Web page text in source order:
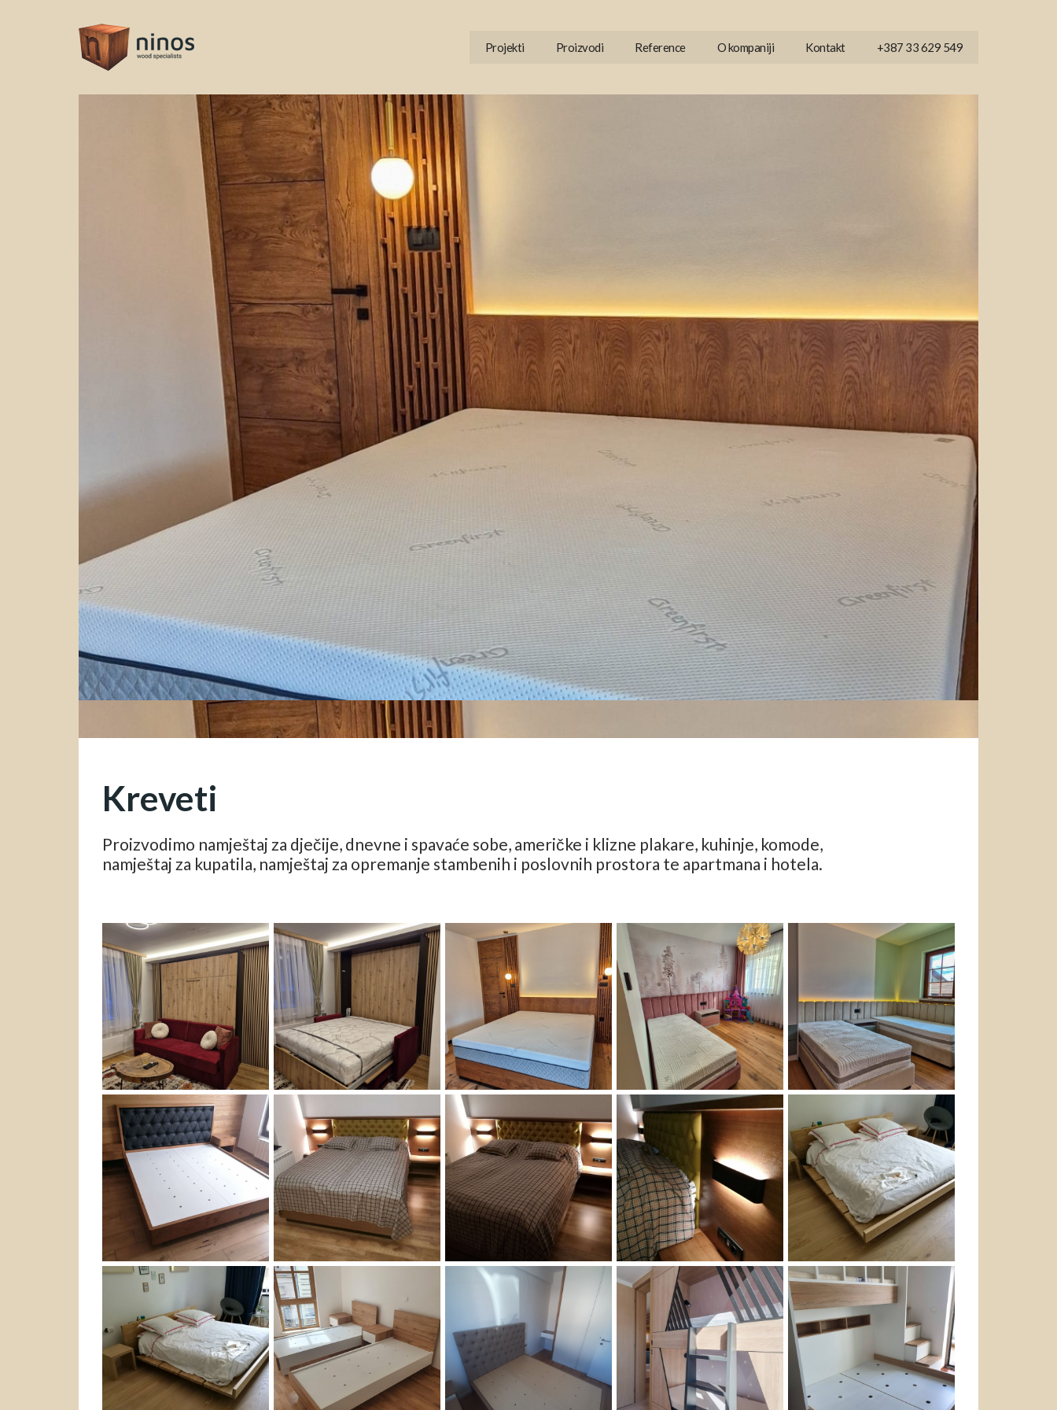
Projekti Proizvodi Reference O kompaniji Kontakt +387 33 629 549
Kreveti
Proizvodimo namještaj za dječije, dnevne i spavaće sobe, američke i klizne plakare, kuhinje, komode,
namještaj za kupatila, namještaj za opremanje stambenih i poslovnih prostora te apartmana i hotela.